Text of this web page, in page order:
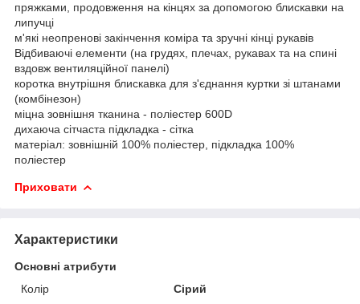
пряжками, продовження на кінцях за допомогою блискавки на
липучці
м'які неопренові закінчення коміра та зручні кінці рукавів
Відбиваючі елементи (на грудях, плечах, рукавах та на спині
вздовж вентиляційної панелі)
коротка внутрішня блискавка для з'єднання куртки зі штанами
(комбінезон)
міцна зовнішня тканина - поліестер 600D
дихаюча сітчаста підкладка - сітка
матеріал: зовнішній 100% поліестер, підкладка 100%
поліестер
Приховати
Характеристики
Основні атрибути
Колір
Сірий